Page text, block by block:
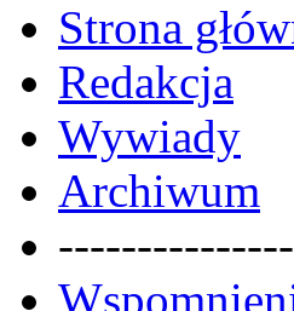
Strona
Redakcja
Wywiady
Archiwum